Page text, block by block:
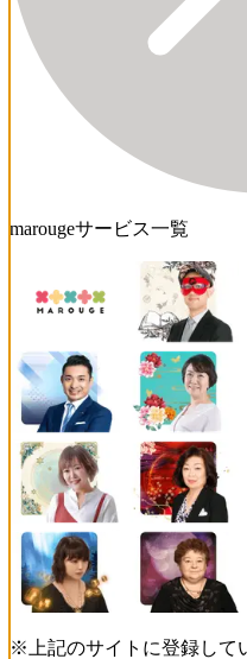
marougeサービス一覧
※上記のサイトに登録して